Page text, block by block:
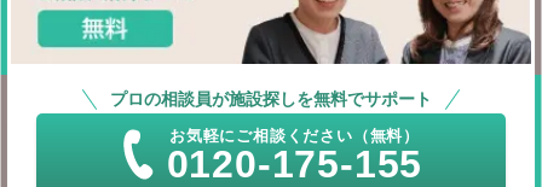
プロの相談員が施設探しを無料でサポート
お気軽にご相談ください（無料）
0120-175-155